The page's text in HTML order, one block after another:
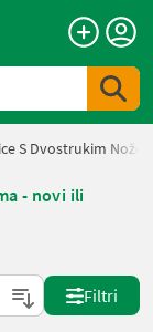
S Dvostrukim
- novi ili
Filtri